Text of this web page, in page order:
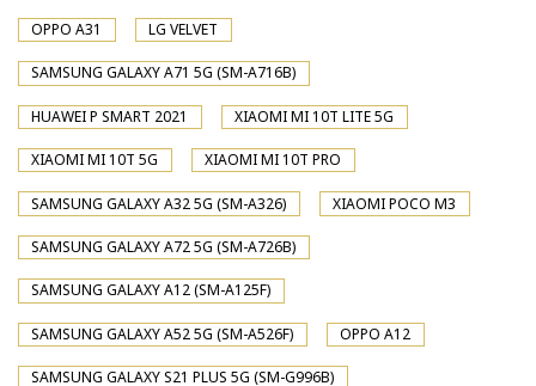
OPPO A31 LG VELVET
SAMSUNG GALAXY A71 5G (SM-A716B)
HUAWEI P SMART 2021 XIAOMI MI 10T LITE 5G
XIAOMI MI 10T 5G XIAOMI MI 10T PRO
SAMSUNG GALAXY A32 5G (SM-A326) XIAOMI POCO M3
SAMSUNG GALAXY A72 5G (SM-A726B)
SAMSUNG GALAXY A12 (SM-A125F)
SAMSUNG GALAXY A52 5G (SM-A526F) OPPO A12
SAMSUNG GALAXY S21 PLUS 5G (SM-G996B)